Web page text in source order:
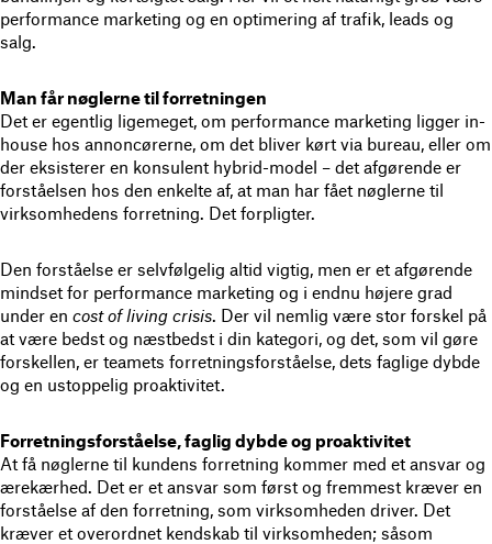
performance marketing og en optimering af trafik, leads og
salg.
Man får nøglerne til forretningen
Det er egentlig ligemeget, om performance marketing ligger in-
house hos annoncørerne, om det bliver kørt via bureau, eller om
der eksisterer en konsulent hybrid-model – det afgørende er
forståelsen hos den enkelte af, at man har fået nøglerne til
virksomhedens forretning. Det forpligter.
Den forståelse er selvfølgelig altid vigtig, men er et afgørende
mindset for performance marketing og i endnu højere grad
under en cost of living crisis. Der vil nemlig være stor forskel på
at være bedst og næstbedst i din kategori, og det, som vil gøre
forskellen, er teamets forretningsforståelse, dets faglige dybde
og en ustoppelig proaktivitet.
Forretningsforståelse, faglig dybde og proaktivitet
At få nøglerne til kundens forretning kommer med et ansvar og
ærekærhed. Det er et ansvar som først og fremmest kræver en
forståelse af den forretning, som virksomheden driver. Det
kræver et overordnet kendskab til virksomheden; såsom